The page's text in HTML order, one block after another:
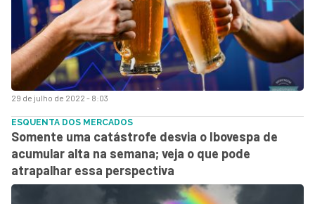
29 de julho de 2022 - 8:03
ESQUENTA DOS MERCADOS
Somente uma catástrofe desvia o Ibovespa de
acumular alta na semana; veja o que pode
atrapalhar essa perspectiva